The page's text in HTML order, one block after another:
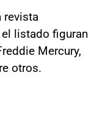
revista
listado figuran
Mercury,
otros.